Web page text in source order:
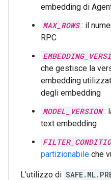
embedding di
MAX_ROWS : il
RPC
che gestisce la
embedding
degli embedding
MODEL_VERSION :
text embedding
partizionabile che
L'utilizzo di